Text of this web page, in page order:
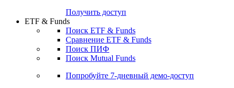
Получить доступ
ETF & Funds
Поиск ETF & Funds
Сравнение ETF & Funds
Поиск ПИФ
Поиск Mutual Funds
Попробуйте 7-дневный демо-доступ